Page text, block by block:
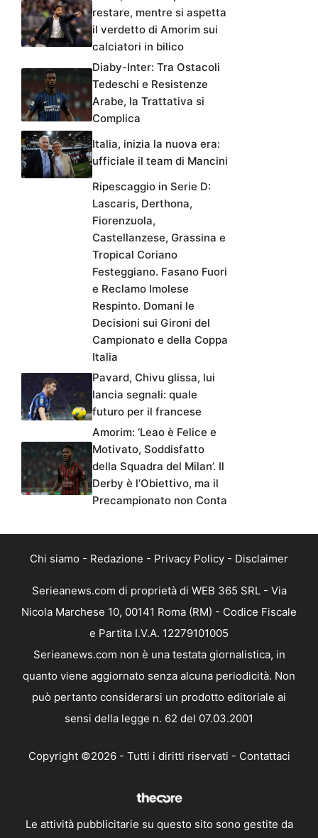
restare, mentre si aspetta
il verdetto di Amorim sui
calciatori in bilico
Diaby-Inter: Tra Ostacoli
Tedeschi e Resistenze
Arabe, la Trattativa si
Complica
Italia, inizia la nuova era:
ufficiale il team di Mancini
Ripescaggio in Serie D:
Lascaris, Derthona,
Fiorenzuola,
Castellanzese, Grassina e
Tropical Coriano
Festeggiano. Fasano Fuori
e Reclamo Imolese
Respinto. Domani le
Decisioni sui Gironi del
Campionato e della Coppa
Italia
Pavard, Chivu glissa, lui
lancia segnali: quale
futuro per il francese
Amorim: ‘Leao è Felice e
Motivato, Soddisfatto
della Squadra del Milan’. Il
Derby è l’Obiettivo, ma il
Precampionato non Conta
Chi siamo - Redazione - Privacy Policy - Disclaimer
Serieanews.com di proprietà di WEB 365 SRL - Via
Nicola Marchese 10, 00141 Roma (RM) - Codice Fiscale
e Partita I.V.A. 12279101005
Serieanews.com non è una testata giornalistica, in
quanto viene aggiornato senza alcuna periodicità. Non
può pertanto considerarsi un prodotto editoriale ai
sensi della legge n. 62 del 07.03.2001
Copyright ©2026 - Tutti i diritti riservati - Contattaci
Le attività pubblicitarie su questo sito sono gestite da